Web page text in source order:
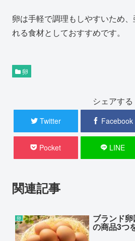
卵は手軽で調理もしやすいため
れる食材としておすすめです。
卵
シェアする
Twitter Facebook
Pocket LINE
関連記事
卵 ブランド
の商品3つ